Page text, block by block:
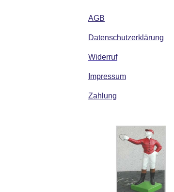
AGB
Datenschutzerklärung
Widerruf
Impressum
Zahlung